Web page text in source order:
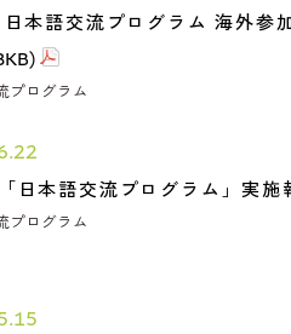
本語交流プログラム 海外参
プログラム
日本語交流プログラム」実施
プログラム